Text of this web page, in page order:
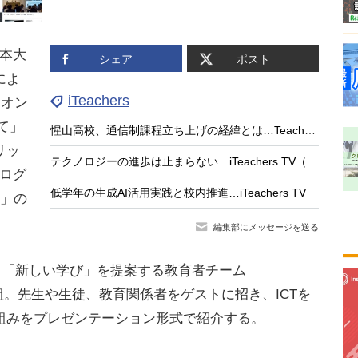
シェア ポスト
iTeachers
惺山高校、通信制課程立ち上げの経緯とは…Teacher’s［Shift］
テクノロジーの進歩は止まらない…iTeachers TV（最終回）
低学年の生成AI活用実践と校内推進…iTeachers TV
編集部にメッセージを送る
大
よ
ン
ッ
グ
の
しい学び」を提案する教育者チーム
先生や生徒、教育関係者をゲストに招き、ICTを
をプレゼンテーション形式で紹介する。